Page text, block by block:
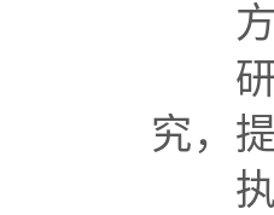
方向
研究
究，
执